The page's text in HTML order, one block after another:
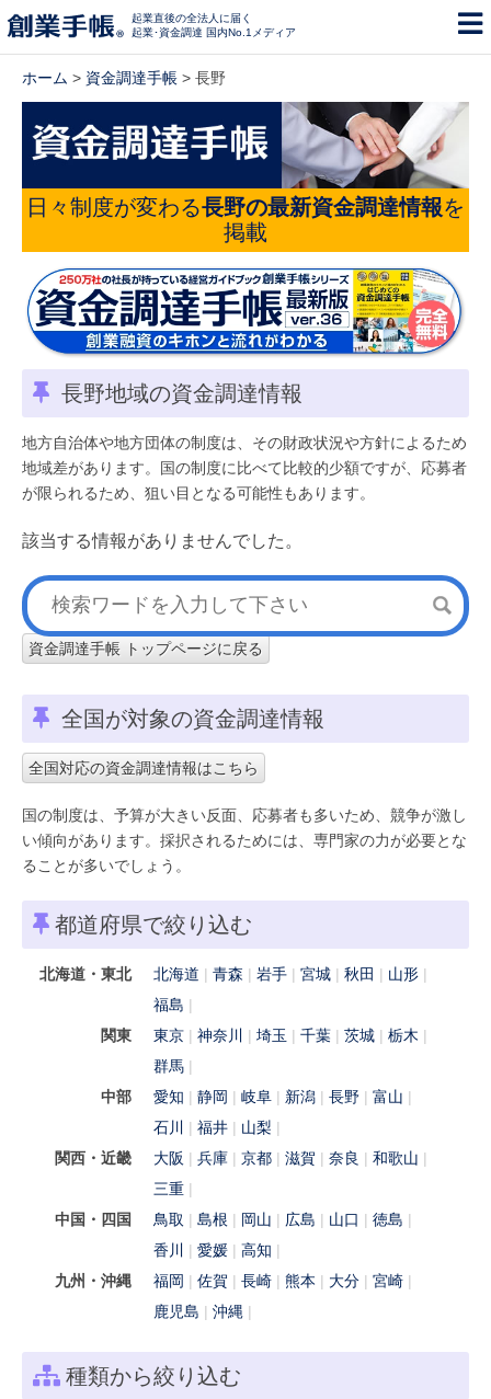
起業直後の全法人に届く
起業･資金調達 国内No.1メディア
ホーム > 資金調達手帳 > 長野
日々制度が変わる長野の最新資金調達情報を
掲載
長野地域の資金調達情報
地方自治体や地方団体の制度は、その財政状況や方針によるため
地域差があります。国の制度に比べて比較的少額ですが、応募者
が限られるため、狙い目となる可能性もあります。
該当する情報がありませんでした。
資金調達手帳 トップページに戻る
全国が対象の資金調達情報
全国対応の資金調達情報はこちら
国の制度は、予算が大きい反面、応募者も多いため、競争が激し
い傾向があります。採択されるためには、専門家の力が必要とな
ることが多いでしょう。
都道府県で絞り込む
北海道・東北 北海道 青森 岩手 宮城 秋田
山形
福島
関東
東京 神奈川 埼玉 千葉 茨城
栃木
群馬
中部
愛知 静岡 岐阜 新潟 長野
富山
石川
福井
山梨
関西・近畿
大阪 兵庫 京都 滋賀 奈良
和歌山
三重
中国・四国
鳥取 島根 岡山 広島 山口
徳島
香川
愛媛
高知
九州・沖縄
福岡 佐賀 長崎 熊本 大分
宮崎
鹿児島
沖縄
種類から絞り込む